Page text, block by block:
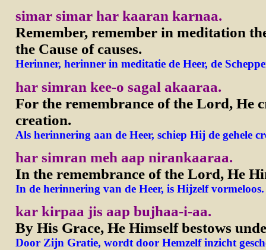
simar simar har kaaran karnaa.
Remember, remember in meditation
the Cause of causes.
Herinner, herinner in meditatie de Heer, de
har simran kee-o sagal akaaraa.
For the remembrance of the Lord, He
creation.
Als herinnering aan de Heer, schiep Hij de gehele
har simran meh aap nirankaaraa.
In the remembrance of the Lord, He
In de herinnering van de Heer, is Hijzelf vormeloos.
kar kirpaa jis aap bujhaa-i-aa.
By His Grace, He Himself bestows
Door Zijn Gratie, wordt door Hemzelf inzicht